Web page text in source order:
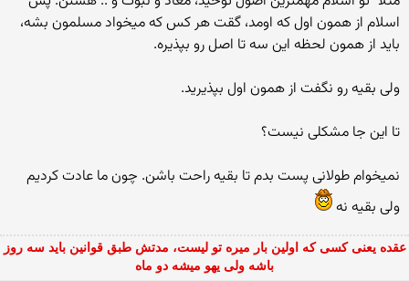
اسلام از همون اول كه اومد، گقت هر كس كه میخواد مسلمون بشه،
باید از همون لحظه این سه تا اصل رو بپذیره.
ولی بقیه رو نگفت از همون اول بپذیرید.
تا این جا مشكلی نیست؟
نمیخوام طولانی پست بدم تا بقیه راحت باشن. چون ما عادت كردیم
ولی بقیه نه
عقده یعنی کسی که اولین بار میره تو لیست، مدتش طبق قوانین باید سه روز
باشه ولی یهو میشه دو ماه